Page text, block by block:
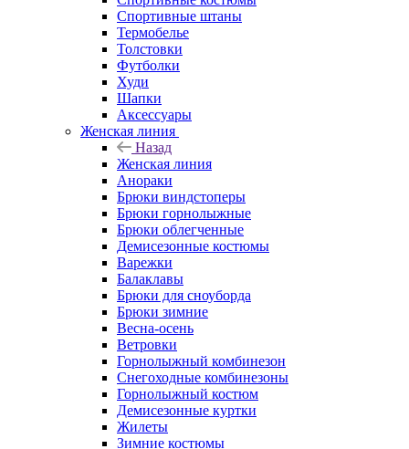
Спортивные штаны
Термобелье
Толстовки
Футболки
Худи
Шапки
Аксессуары
Женская линия
Назад
Женская линия
Анораки
Брюки виндстоперы
Брюки горнолыжные
Брюки облегченные
Демисезонные костюмы
Варежки
Балаклавы
Брюки для сноуборда
Брюки зимние
Весна-осень
Ветровки
Горнолыжный комбинезон
Снегоходные комбинезоны
Горнолыжный костюм
Демисезонные куртки
Жилеты
Зимние костюмы